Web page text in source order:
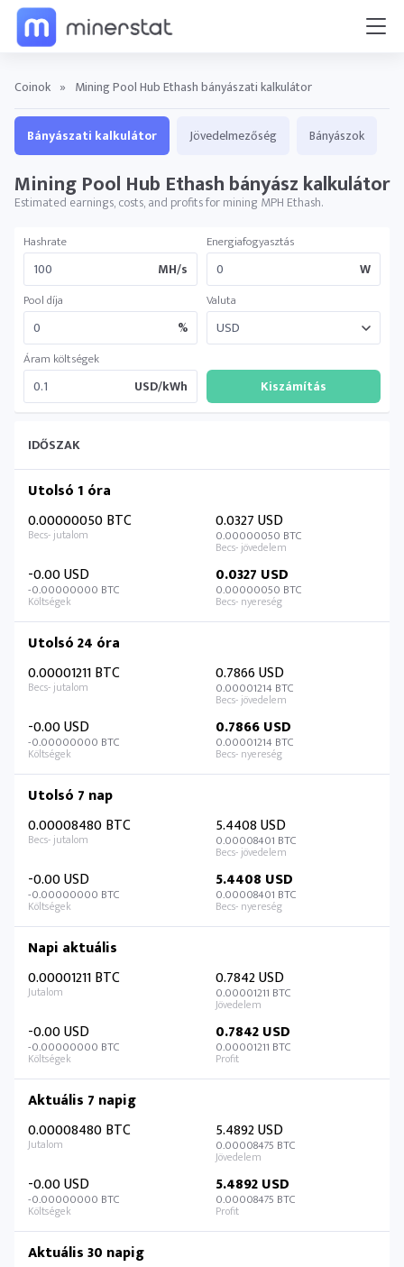
Coinok » Mining Pool Hub Ethash bányászati kalkulátor
Bányászati kalkulátor Jövedelmezőség Bányászok
Mining Pool Hub Ethash bányász ​​kalkulátor
Estimated earnings, costs, and profits for mining MPH Ethash.
Hashrate
MH/s
Energiafogyasztás
W
Pool díja
%
Valuta
Áram költségek
USD/kWh
IDŐSZAK
Utolsó 1 óra
0.00000050 BTC
0.0327 USD
0.00000050 BTC
-0.00 USD
-0.00000000 BTC
0.0327 USD
0.00000050 BTC
Utolsó 24 óra
0.00001211 BTC
0.7866 USD
0.00001214 BTC
-0.00 USD
-0.00000000 BTC
0.7866 USD
0.00001214 BTC
Utolsó 7 nap
0.00008480 BTC
5.4408 USD
0.00008401 BTC
-0.00 USD
-0.00000000 BTC
5.4408 USD
0.00008401 BTC
Napi aktuális
0.00001211 BTC
0.7842 USD
0.00001211 BTC
-0.00 USD
-0.00000000 BTC
0.7842 USD
0.00001211 BTC
Aktuális 7 napig
0.00008480 BTC
5.4892 USD
0.00008475 BTC
-0.00 USD
-0.00000000 BTC
5.4892 USD
0.00008475 BTC
Aktuális 30 napig